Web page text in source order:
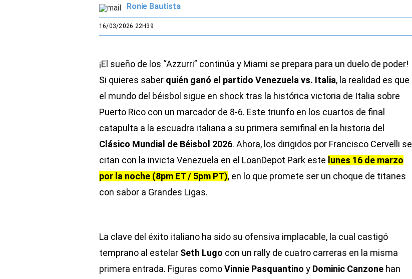
Ronie Bautista
16/03/2026 22H39
¡El sueño de los “Azzurri” continúa y Miami se prepara para un duelo de poder!
Si quieres saber quién ganó el partido Venezuela vs. Italia, la realidad es que
el mundo del béisbol sigue en shock tras la histórica victoria de Italia sobre
Puerto Rico con un marcador de 8-6. Este triunfo en los cuartos de final
catapulta a la escuadra italiana a su primera semifinal en la historia del
Clásico Mundial de Béisbol 2026. Ahora, los dirigidos por Francisco Cervelli se
citan con la invicta Venezuela en el LoanDepot Park este lunes 16 de marzo
por la noche (8pm ET / 5pm PT), en lo que promete ser un choque de titanes
con sabor a Grandes Ligas.
La clave del éxito italiano ha sido su ofensiva implacable, la cual castigó
temprano al estelar Seth Lugo con un rally de cuatro carreras en la misma
primera entrada. Figuras comoVinnie Pasquantino y Dominic Canzone han